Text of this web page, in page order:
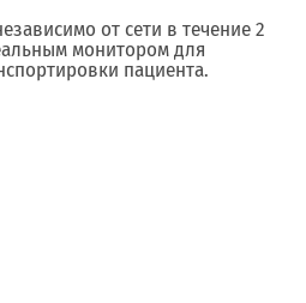
от сети в течение 2
монитором для
пациента.